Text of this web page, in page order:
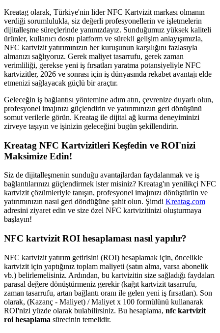
Kreatag olarak, Türkiye'nin lider NFC Kartvizit markası olmanın
verdiği sorumlulukla, siz değerli profesyonellerin ve işletmelerin
dijitalleşme süreçlerinde yanınızdayız. Sunduğumuz yüksek kaliteli
ürünler, kullanıcı dostu platform ve sürekli gelişim anlayışımızla,
NFC kartvizit yatırımınızın her kuruşunun karşılığını fazlasıyla
almanızı sağlıyoruz. Gerek maliyet tasarrufu, gerek zaman
verimliliği, gerekse yeni iş fırsatları yaratma potansiyeliyle NFC
kartvizitler, 2026 ve sonrası için iş dünyasında rekabet avantajı elde
etmenizi sağlayacak güçlü bir araçtır.
Geleceğin iş bağlantısı yöntemine adım atın, çevrenize duyarlı olun,
profesyonel imajınızı güçlendirin ve yatırımınızın geri dönüşünü
somut verilerle görün. Kreatag ile dijital ağ kurma deneyiminizi
zirveye taşıyın ve işinizin geleceğini bugün şekillendirin.
Kreatag NFC Kartvizitleri Keşfedin ve ROI'nizi
Maksimize Edin!
Siz de dijitalleşmenin sunduğu avantajlardan faydalanmak ve iş
bağlantılarınızı güçlendirmek ister misiniz? Kreatag'ın yenilikçi NFC
kartvizit çözümleriyle tanışın, profesyonel imajınızı dönüştürün ve
yatırımınızın nasıl geri döndüğüne şahit olun. Şimdi Kreatag.com
adresini ziyaret edin ve size özel NFC kartvizitinizi oluşturmaya
başlayın!
NFC kartvizit ROI hesaplaması nasıl yapılır?
NFC kartvizit yatırım getirisini (ROI) hesaplamak için, öncelikle
kartvizit için yaptığınız toplam maliyeti (satın alma, varsa abonelik
vb.) belirlemelisiniz. Ardından, bu kartvizitin size sağladığı faydaları
parasal değere dönüştürmeniz gerekir (kağıt kartvizit tasarrufu,
zaman tasarrufu, artan bağlantı oranı ile gelen yeni iş fırsatları). Son
olarak, (Kazanç - Maliyet) / Maliyet x 100 formülünü kullanarak
ROI'nizi yüzde olarak bulabilirsiniz. Bu hesaplama, nfc kartvizit
roi hesaplama sürecinin temelidir.